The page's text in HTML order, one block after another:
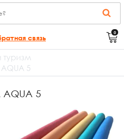
связь
0
туризм
5
AQUA 5